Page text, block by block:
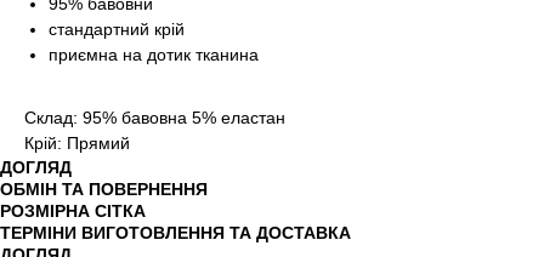
95% бавовни
стандартний крій
приємна на дотик тканина
Склад: 95% бавовна 5% еластан
Крій: Прямий
ДОГЛЯД
ОБМІН ТА ПОВЕРНЕННЯ
РОЗМІРНА СІТКА
ТЕРМІНИ ВИГОТОВЛЕННЯ ТА ДОСТАВКА